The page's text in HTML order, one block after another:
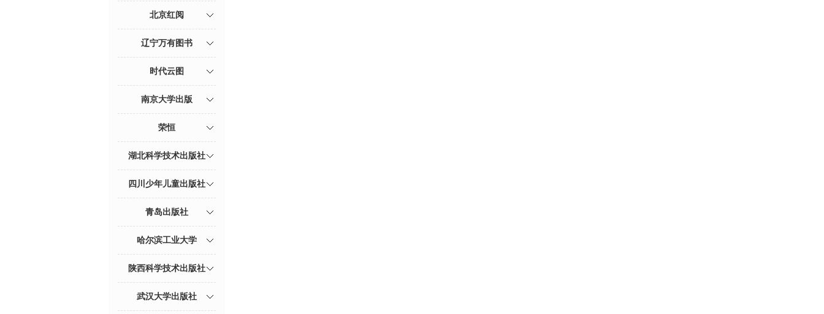
北京红阅
辽宁万有图书
时代云图
南京大学出版
荣恒
湖北科学技术出版社
四川少年儿童出版社
青岛出版社
哈尔滨工业大学
陕西科学技术出版社
武汉大学出版社